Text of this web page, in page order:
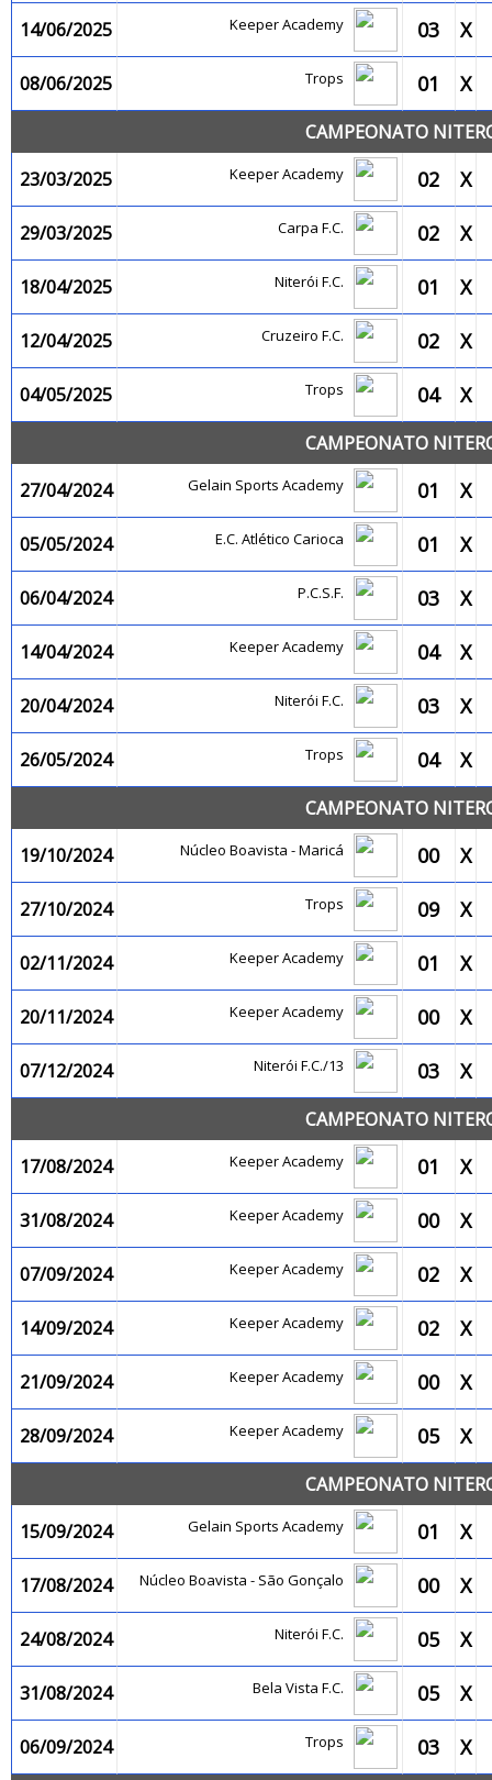
14/06/2025 Keeper Academy 03 X
08/06/2025 Trops 01 X
CAMPEONATO
23/03/2025
Keeper Academy 02 X
29/03/2025 Carpa F.C. 02 X
18/04/2025 Niterói F.C. 01 X
12/04/2025 Cruzeiro F.C. 02 X
04/05/2025 Trops 04 X
CAMPEONATO
27/04/2024
Gelain Sports Academy 01 X
05/05/2024 E.C. Atlético Carioca 01 X
06/04/2024 P.C.S.F. 03 X
14/04/2024 Keeper Academy 04 X
20/04/2024 Niterói F.C. 03 X
26/05/2024 Trops 04 X
CAMPEONATO
19/10/2024
Núcleo Boavista - Maricá 00 X
27/10/2024 Trops 09 X
02/11/2024 Keeper Academy 01 X
20/11/2024 Keeper Academy 00 X
07/12/2024 Niterói F.C./13 03 X
CAMPEONATO
17/08/2024
Keeper Academy 01 X
31/08/2024 Keeper Academy 00 X
07/09/2024 Keeper Academy 02 X
14/09/2024 Keeper Academy 02 X
21/09/2024 Keeper Academy 00 X
28/09/2024 Keeper Academy 05 X
CAMPEONATO
15/09/2024
Gelain Sports Academy 01 X
17/08/2024 Núcleo Boavista - São Gonçalo 00 X
24/08/2024 Niterói F.C. 05 X
31/08/2024 Bela Vista F.C. 05 X
06/09/2024 Trops 03 X